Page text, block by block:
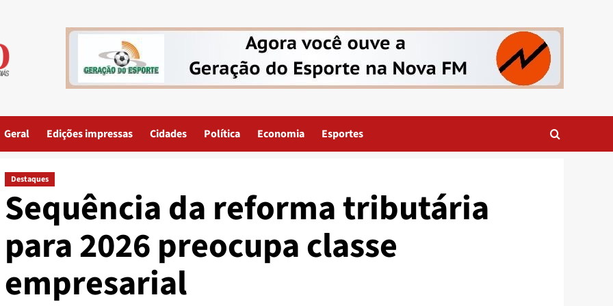
Geral Edições impressas Cidades Política Economia Esportes
Destaques
Sequência da reforma tributária
para 2026 preocupa classe
empresarial